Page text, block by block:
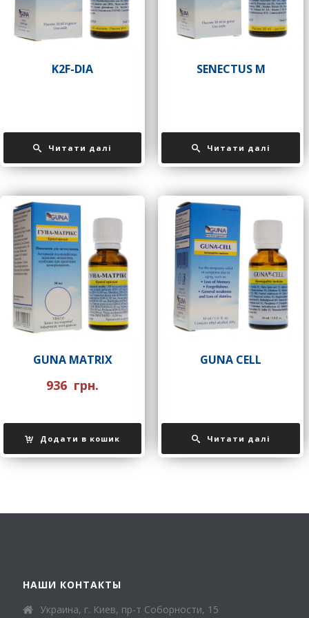
K2F-DIA
Читати далі
SENECTUS М
Читати далі
GUNA MATRIX
936 грн.
Додати в кошик
GUNA CELL
Читати далі
НАШИ КОНТАКТЫ
Украина, г. Киев, пр-т Соборности, 15